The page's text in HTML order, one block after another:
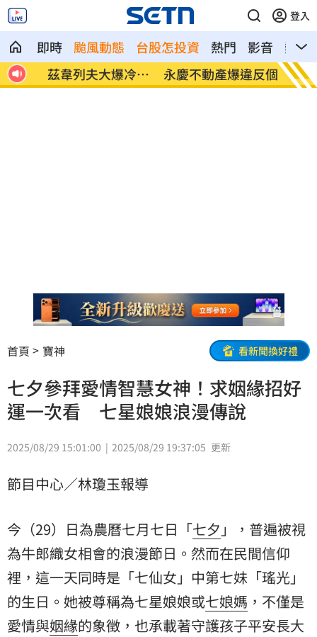
登入
即時 颱風動態 台股怎投資 熱門 影音
熱搜
出
永慶不動產爆違反個資法！士院裁定交保
嗆妻
線
首頁 寶神 看新聞換好禮
七夕參拜愛情智慧女神！求姻緣招好
運一次看 七星娘娘浪漫傳說
2025/08/29 15:01:00 2025/08/29 19:37:05 更新
節目中心／林瓊玉報導
今（29）日為農曆七月七日「七夕 」，普遍被視
為牛郎織女相會的浪漫節日。然而在民間信仰
裡，這一天同時是「七仙女」中第七妹「瑤光」
的生日。她被尊稱為七星娘娘或七娘媽 ，不僅是
愛情與姻緣的象徵，也承載著守護孩子平安長大